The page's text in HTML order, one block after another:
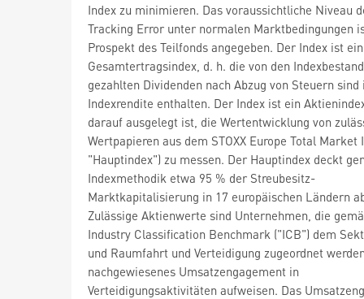
Index zu minimieren. Das voraussichtliche Niveau
Tracking Error unter normalen Marktbedingungen
Prospekt des Teilfonds angegeben. Der Index ist
Gesamtertragsindex, d. h. die von den
gezahlten Dividenden nach Abzug von Steuern sind
Indexrendite enthalten. Der Index ist ein
darauf ausgelegt ist, die Wertentwicklung von
Wertpapieren aus dem STOXX Europe Total Market
"Hauptindex") zu messen. Der Hauptindex deckt
Indexmethodik etwa 95 % der Streubesitz-
Marktkapitalisierung in 17 europäischen Ländern
Zulässige Aktienwerte sind Unternehmen, die
Industry Classification Benchmark ("ICB") dem
und Raumfahrt und Verteidigung zugeordnet
nachgewiesenes Umsatzengagement in
Verteidigungsaktivitäten aufweisen. Das